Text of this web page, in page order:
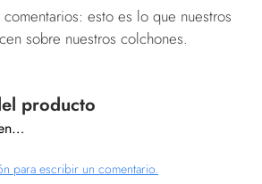
esto es lo que nuestros
sobre nuestros colchones.
para escribir un comentario.